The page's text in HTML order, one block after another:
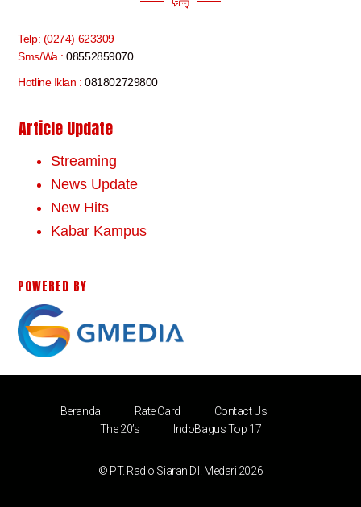
Telp: (0274) 623309
Sms/Wa :08552859070
Hotline Iklan :081802729800
Article Update
Streaming
News Update
New Hits
Kabar Kampus
POWERED BY
Beranda Rate Card
Contact Us
The 20’s
IndoBagus Top 17
© PT. Radio Siaran D.I. Medari 2026